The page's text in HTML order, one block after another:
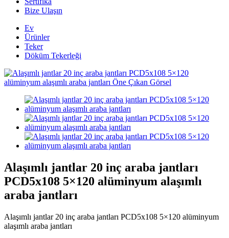
Bize Ulaşın
Ev
Ürünler
Teker
Döküm Tekerleği
Alaşımlı jantlar 20 inç araba jantları
PCD5x108 5×120 alüminyum alaşımlı
araba jantları
Alaşımlı jantlar 20 inç araba jantları PCD5x108 5×120 alüminyum
alaşımlı araba jantları